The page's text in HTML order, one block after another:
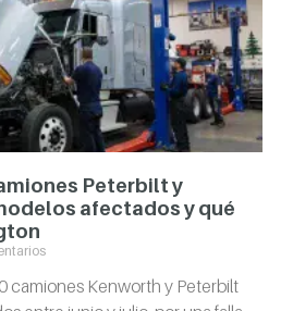
Peterbilt y
afectados y qué
camiones Kenworth y Peterbilt